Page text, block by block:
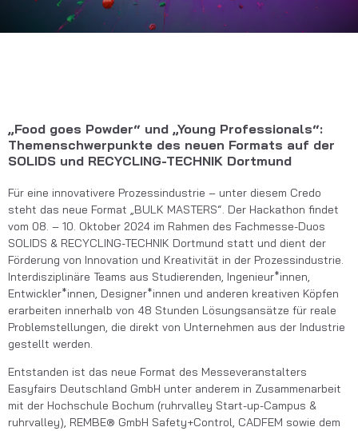
„Food goes Powder“ und „Young Professionals“:
Themenschwerpunkte des neuen Formats auf der
SOLIDS und RECYCLING-TECHNIK Dortmund
Für eine innovativere Prozessindustrie – unter diesem Credo
steht das neue Format „BULK MASTERS“. Der Hackathon findet
vom 08. – 10. Oktober 2024 im Rahmen des Fachmesse-Duos
SOLIDS & RECYCLING-TECHNIK Dortmund statt und dient der
Förderung von Innovation und Kreativität in der Prozessindustrie.
Interdisziplinäre Teams aus Studierenden, Ingenieur*innen,
Entwickler*innen, Designer*innen und anderen kreativen Köpfen
erarbeiten innerhalb von 48 Stunden Lösungsansätze für reale
Problemstellungen, die direkt von Unternehmen aus der Industrie
gestellt werden.
Entstanden ist das neue Format des Messeveranstalters
Easyfairs Deutschland GmbH unter anderem in Zusammenarbeit
mit der Hochschule Bochum (ruhrvalley Start-up-Campus &
ruhrvalley), REMBE® GmbH Safety+Control, CADFEM sowie dem